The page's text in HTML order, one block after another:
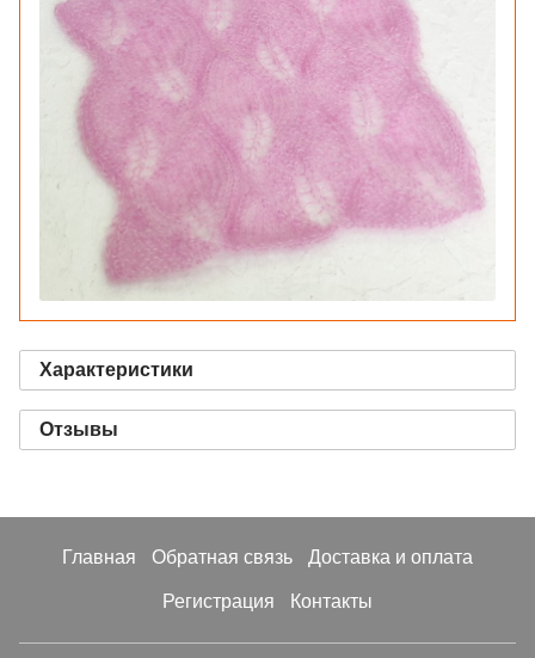
Характеристики
Отзывы
Главная Обратная связь Доставка и оплата
Регистрация Контакты